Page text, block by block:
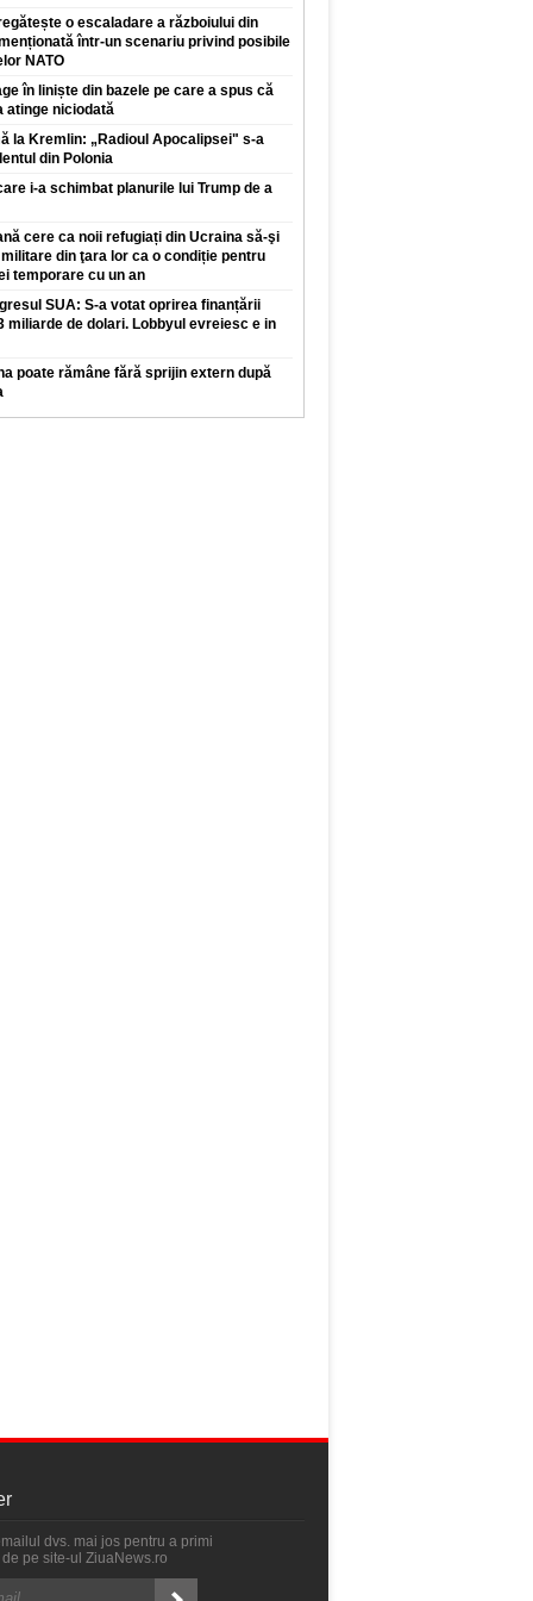
o escaladare a războiului din
într-un scenariu privind posibile
NATO
în liniște din bazele pe care a spus că
atinge niciodată
la Kremlin: „Radioul Apocalipsei" s-a
din Polonia
i-a schimbat planurile lui Trump de a
cere ca noii refugiați din Ucraina să-şi
din ţara lor ca o condiție pentru
temporare cu un an
SUA: S-a votat oprirea finanțării
miliarde de dolari. Lobbyul evreiesc e in
poate rămâne fără sprijin extern după
dvs. mai jos pentru a primi
pe site-ul ZiuaNews.ro